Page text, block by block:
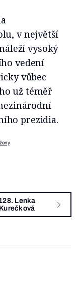
v největší
vysoký
vedení
vůbec
už téměř
prezidia.
Lenka
Kurečková